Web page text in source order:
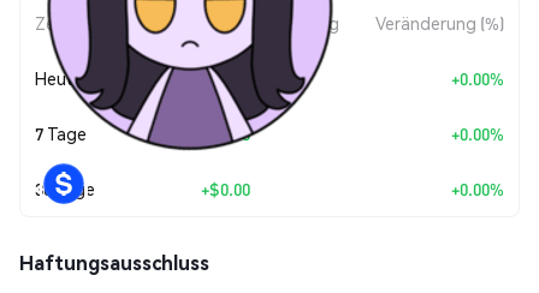
Zeitraum Betragsänderung Veränderung (%)
Heute +$0.00 +0.00%
7 Tage $0.00 +0.00%
30 Tage +$0.00 +0.00%
Haftungsausschluss